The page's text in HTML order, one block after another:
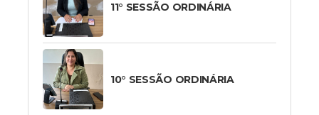
11° SESSÃO ORDINÁRIA
10° SESSÃO ORDINÁRIA